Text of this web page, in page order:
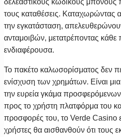
τους καταθέσεις. Καταχωρώντας
την εγκατάσταση,
ανταμοιβών, μετατρέποντας κάθε
ενδιαφέρουσα.
Το πακέτο καλωσορίσματος δεν
ενίσχυση των χρημάτων. Είναι
την ευρεία γκάμα προσφερόμενων
προς το χρήστη πλατφόρμα του
προσφορές του, το Verde Casino
χρήστες θα αισθανθούν ότι τους